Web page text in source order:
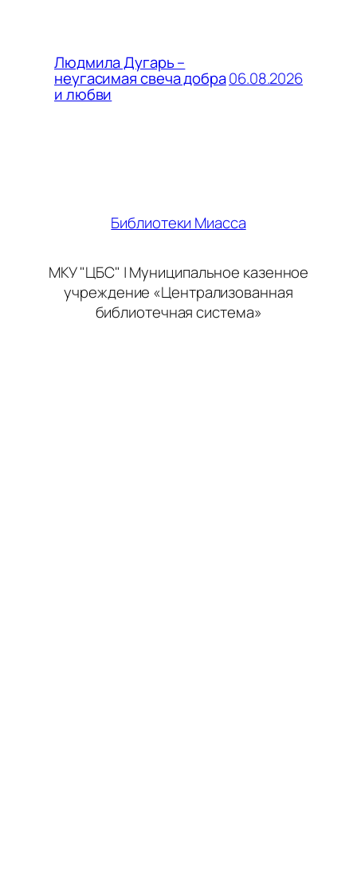
Людмила Дугарь –
неугасимая свеча добра
и любви
06.08.2026
Библиотеки Миасса
МКУ "ЦБС" | Муниципальное казенное
учреждение «Централизованная
библиотечная система»